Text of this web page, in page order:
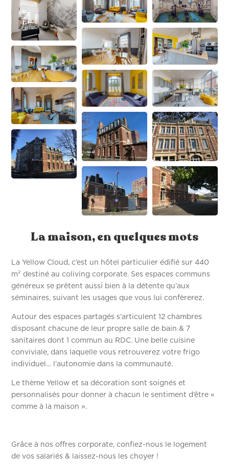
La maison, en quelques mots
La Yellow Cloud, c’est un hôtel particulier édifié sur 440
m² destiné au coliving corporate. Ses espaces communs
généreux se prêtent aussi bien à la détente qu’aux
séminaires, suivant les usages que vous lui confèrerez.
Autour des espaces partagés s’articulent 12 chambres
disposant chacune de leur propre salle de bain & 7
sanitaires dont 1 commun au RDC. Une belle cuisine
conviviale, dans laquelle vous retrouverez votre frigo
individuel… l’autonomie dans la communauté.
Le thème Yellow et sa décoration sont soignés et
personnalisés pour donner à chacun le sentiment d’être «
comme à la maison ».
Grâce à nos offres corporate, confiez-nous le logement
de vos salariés & laissez-nous les choyer !